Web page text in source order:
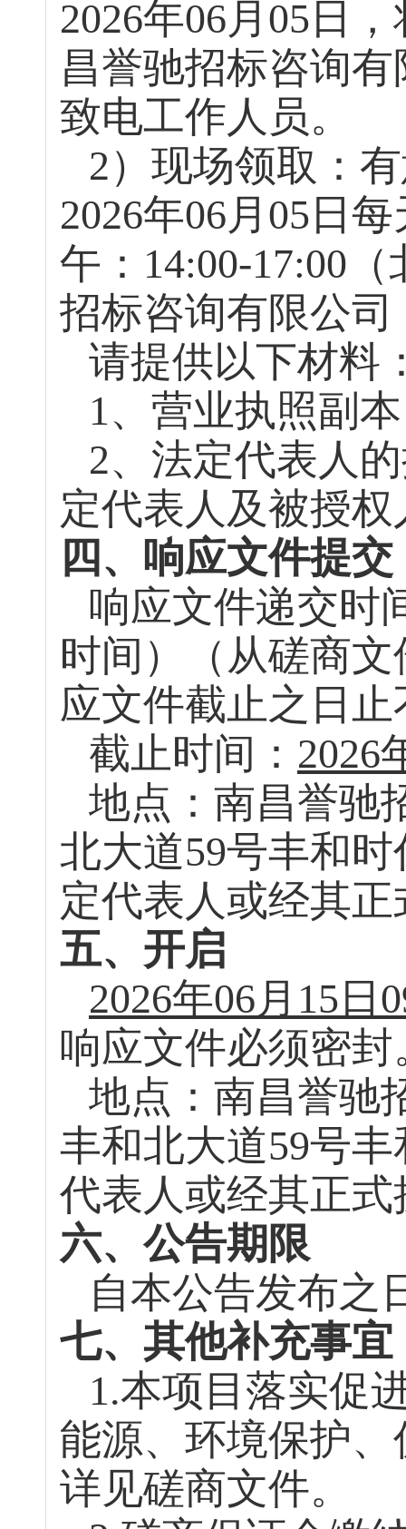
2026年06月 05 日
昌誉驰招标咨询
致电工作人员。
2）现场领取：
2026年06月 05 日 每
午：14:00-17:00
招标咨询有限公
请提供以下材料
1、营业执照副
2、法定代表人
定代表人及被授
四、响应文件提交
响应文件递交时
时间）（从磋商
应文件截止之日
截止时间： 2026
地点：南昌誉驰
北大道59号丰和
定代表人或经其
五、开启
2026年06月 15 日
响应文件必须密封
地点：南昌誉驰
丰和北大道59号
代表人或经其正
六、公告期限
自本公告发布之
七、其他补充事宜
1.本项目落实促
能源、环境保护
详见磋商文件。